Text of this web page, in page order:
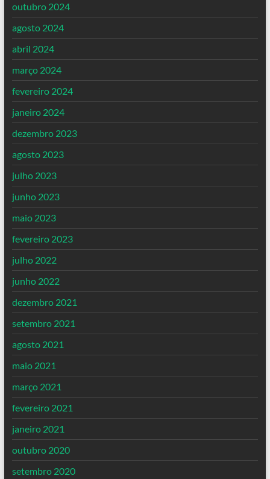
outubro 2024
agosto 2024
abril 2024
março 2024
fevereiro 2024
janeiro 2024
dezembro 2023
agosto 2023
julho 2023
junho 2023
maio 2023
fevereiro 2023
julho 2022
junho 2022
dezembro 2021
setembro 2021
agosto 2021
maio 2021
março 2021
fevereiro 2021
janeiro 2021
outubro 2020
setembro 2020